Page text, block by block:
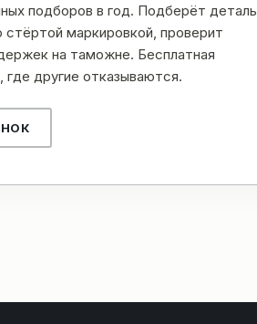
подборов в год. Подберёт деталь
маркировкой, проверит
на таможне. Бесплатная
другие отказываются.